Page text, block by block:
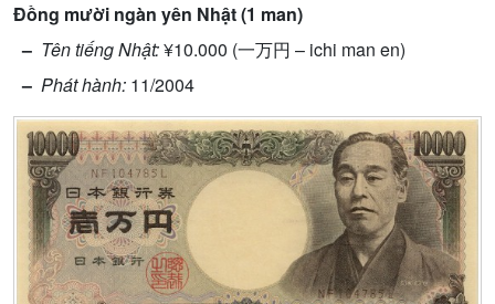
Đồng mười ngàn yên Nhật (1 man)
– Tên tiếng Nhật:¥10.000 (一万円 – ichi man en)
– Phát hành: 11/2004